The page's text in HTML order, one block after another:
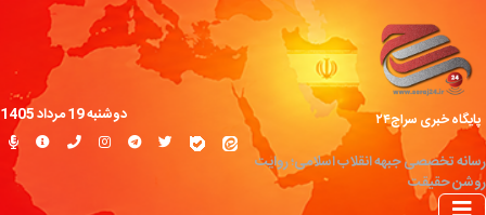
پایگاه خبری سراج۲۴
رسانه تخصصی جبهه انقلاب اسلامی؛ روایت
روشن حقیقت
دوشنبه 19 مرداد 1405